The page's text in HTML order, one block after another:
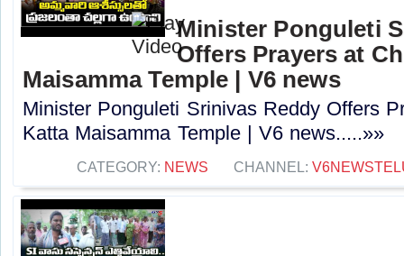
Minister Ponguleti
Offers Prayers at
Maisamma Temple | V6 news
Minister Ponguleti Srinivas Reddy Offers
Katta Maisamma Temple | V6 news.....»»
CATEGORY: NEWS CHANNEL: